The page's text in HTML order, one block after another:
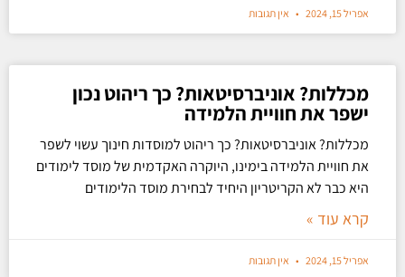
אפריל 15, 2024 אין תגובות
מכללות? אוניברסיטאות? כך ריהוט נכון
ישפר את חוויית הלמידה
מכללות? אוניברסיטאות? כך ריהוט למוסדות חינוך עשוי לשפר
את חוויית הלמידה בימינו, היוקרה האקדמית של מוסד לימודים
היא כבר לא הקריטריון היחיד לבחירת מוסד הלימודים
קרא עוד »
אפריל 15, 2024 אין תגובות